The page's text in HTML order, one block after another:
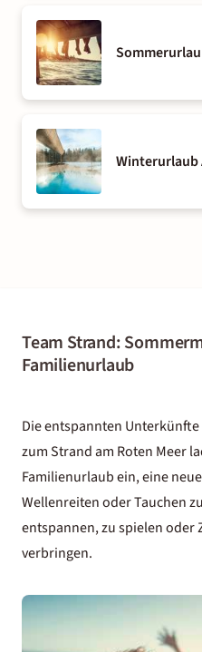
Winterurlaub
Team Strand:
Familienurlaub
Die entspannten
zum Strand am Roten Meer
Familienurlaub ein, eine
Wellenreiten oder Tauchen
entspannen, zu spielen oder
verbringen.